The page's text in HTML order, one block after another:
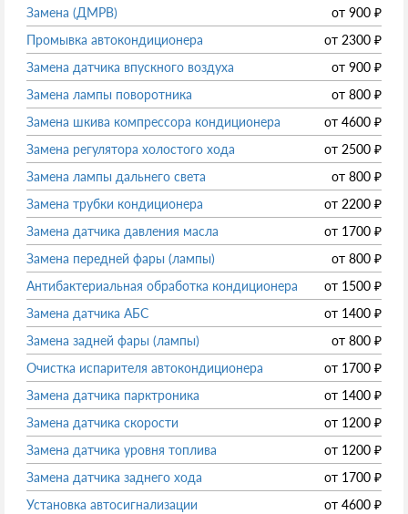
Замена (ДМРВ) от 900 ₽
Промывка автокондиционера
от 2300 ₽
Замена датчика впускного воздуха
от 900 ₽
Замена лампы поворотника
от 800 ₽
Замена шкива компрессора кондиционера
от 4600 ₽
Замена регулятора холостого хода
от 2500 ₽
Замена лампы дальнего света
от 800 ₽
Замена трубки кондиционера
от 2200 ₽
Замена датчика давления масла
от 1700 ₽
Замена передней фары (лампы)
от 800 ₽
Антибактериальная обработка кондиционера
от 1500 ₽
Замена датчика АБС
от 1400 ₽
Замена задней фары (лампы)
от 800 ₽
Очистка испарителя автокондиционера
от 1700 ₽
Замена датчика парктроника
от 1400 ₽
Замена датчика скорости
от 1200 ₽
Замена датчика уровня топлива
от 1200 ₽
Замена датчика заднего хода
от 1700 ₽
Установка автосигнализации
от 4600 ₽